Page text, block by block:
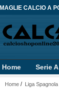
MAGLIE CALCIO A
Home Serie A
Home / Liga Spagnola